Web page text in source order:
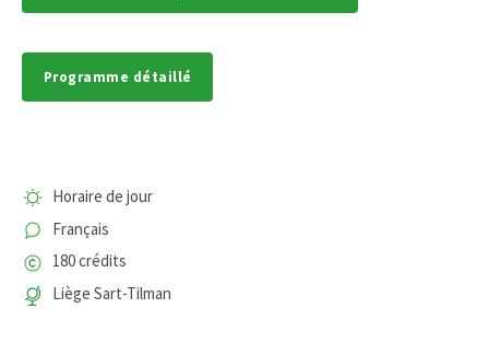
Programme détaillé
Horaire de jour
Français
180 crédits
Liège Sart-Tilman